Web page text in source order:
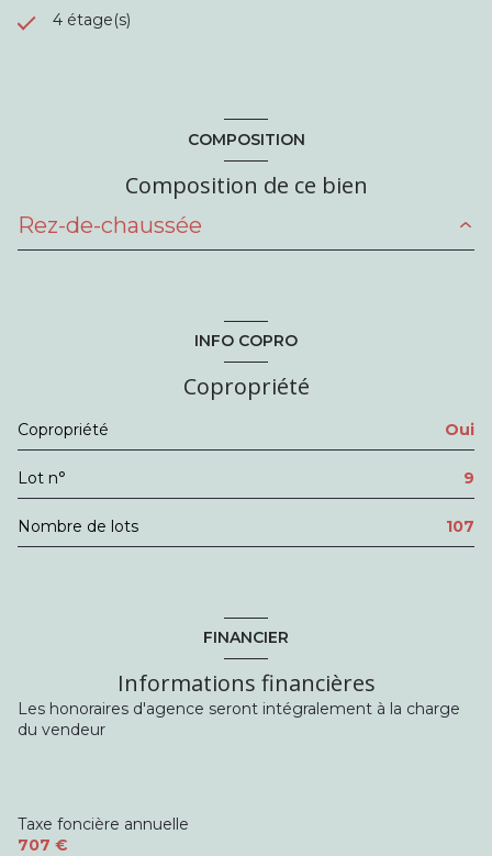
4 étage(s)
COMPOSITION
Composition de ce bien
Rez-de-chaussée
INFO COPRO
Copropriété
Copropriété Oui
Lot n° 9
Nombre de lots 107
FINANCIER
Informations financières
Les honoraires d'agence seront intégralement à la charge
du vendeur
Taxe foncière annuelle
707 €